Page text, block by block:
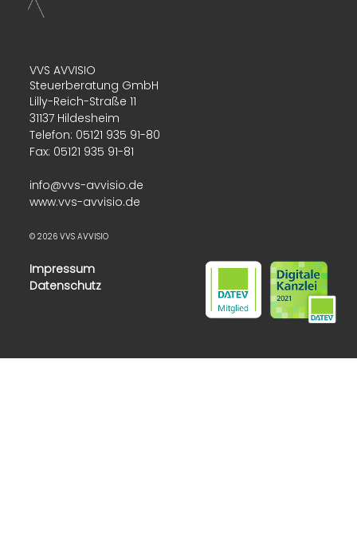
VVS AVVISIO
Steuerberatung GmbH
Lilly-Reich-Straße 11
31137 Hildesheim
Telefon: 05121 935 91-80
Fax: 05121 935 91-81
info@vvs-avvisio.de
www.vvs-avvisio.de
© 2026 VVS AVVISIO
Impressum
Datenschutz